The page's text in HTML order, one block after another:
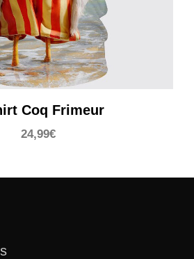
Coq Frimeur
24,99€